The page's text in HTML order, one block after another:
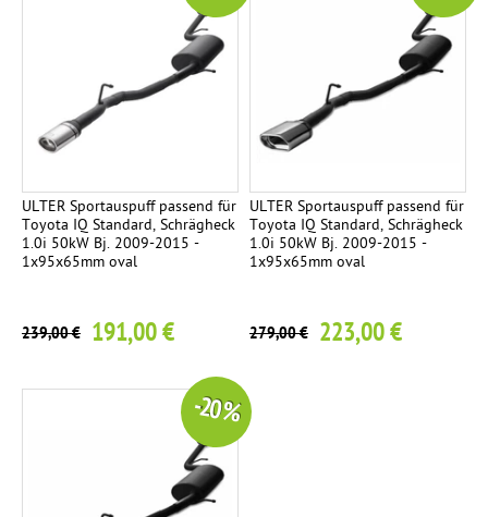
ULTER Sportauspuff passend für
Toyota IQ Standard, Schrägheck
1.0i 50kW Bj. 2009-2015 -
1x95x65mm oval
239,00 € 191,00 €
ULTER Sportauspuff passend für
Toyota IQ Standard, Schrägheck
1.0i 50kW Bj. 2009-2015 -
1x95x65mm oval
279,00 € 223,00 €
-20 %